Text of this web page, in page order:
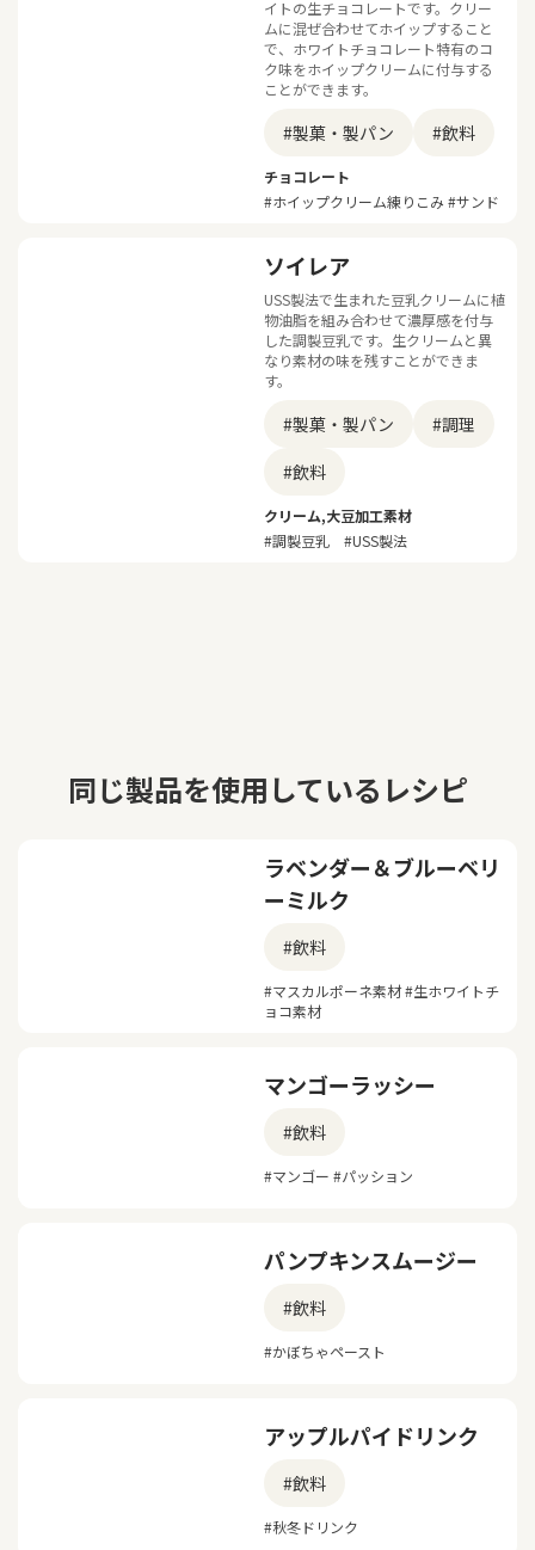
イトの生チョコレートです。クリー
ムに混ぜ合わせてホイップすること
で、ホワイトチョコレート特有のコ
ク味をホイップクリームに付与する
ことができます。
#製菓・製パン #飲料
チョコレート
#ホイップクリーム練りこみ #サンド
ソイレア
USS製法で生まれた豆乳クリームに植
物油脂を組み合わせて濃厚感を付与
した調製豆乳です。生クリームと異
なり素材の味を残すことができま
す。
#製菓・製パン
#調理
#飲料
クリーム,大豆加工素材
#調製豆乳 #USS製法
同じ製品を使用しているレシピ
ラベンダー＆ブルーベリ
ーミルク
#飲料
#マスカルポーネ素材 #生ホワイトチ
ョコ素材
マンゴーラッシー
#飲料
#マンゴー #パッション
パンプキンスムージー
#飲料
#かぼちゃペースト
アップルパイドリンク
#飲料
#秋冬ドリンク